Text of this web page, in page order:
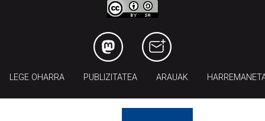
LEGE OHARRA PUBLIZITATEA ARAUAK